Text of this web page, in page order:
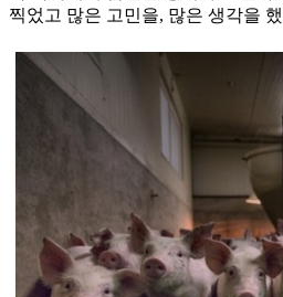
찍었고 많은 고민을, 많은 생각을